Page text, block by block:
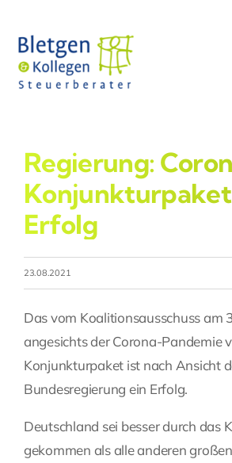
Inhalt
springen
Profil
Leistungen
Team
Stellenangebote
Fragen Sie Ihre Kanzlei
Regierung:
Erfolg
23.08.2021
Das vom Koalitionsausschuss am
angesichts der Corona-Pandemie
Konjunkturpaket ist nach Ansicht
Bundesregierung ein Erfolg.
Deutschland sei besser durch das
gekommen als alle anderen